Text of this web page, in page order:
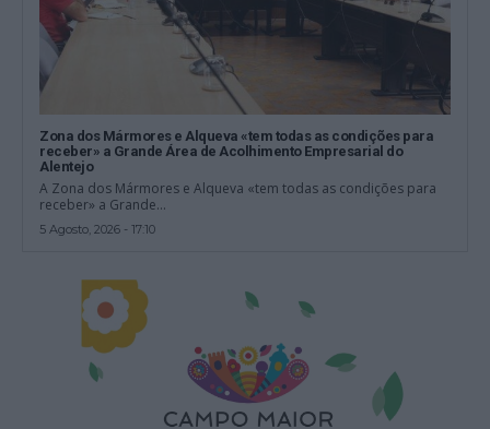
Zona dos Mármores e Alqueva «tem todas as condições para
receber» a Grande Área de Acolhimento Empresarial do
Alentejo
A Zona dos Mármores e Alqueva «tem todas as condições para
receber» a Grande...
5 Agosto, 2026 - 17:10